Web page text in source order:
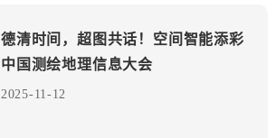
德清时间，超图共话！空间智能添彩
中国测绘地理信息大会
2025-11-12